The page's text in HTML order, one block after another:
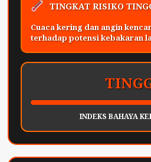
TINGKAT RISIKO
Cuaca kering dan angin
terhadap potensi kebakaran
INDEKS BAHAYA